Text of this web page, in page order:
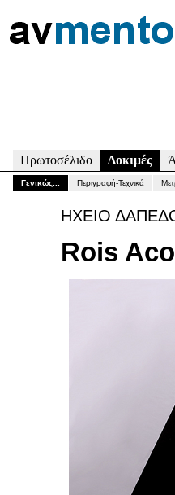
Πρωτοσέλιδο Δοκιμές
Γενικώς... Περιγραφή-Τεχνικά
ΗΧΕΙΟ
Rois